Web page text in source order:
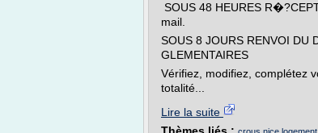
SOUS 48 HEURES
mail.
SOUS 8 JOURS RENVOI
GLEMENTAIRES
Vérifiez, modifiez, complétez
totalité...
Lire la suite